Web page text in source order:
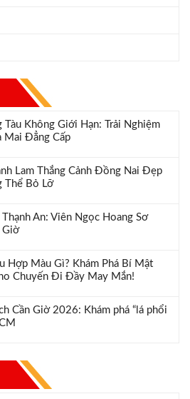
Tàu Không Giới Hạn: Trải Nghiệm
Mai Đẳng Cấp
Lam Thắng Cảnh Đồng Nai Đẹp
Thể Bỏ Lỡ
An: Viên Ngọc Hoang Sơ
Giờ
Hợp Màu Gì? Khám Phá Bí Mật
Chuyến Đi Đầy May Mắn!
Cần Giờ 2026: Khám phá “lá phổi